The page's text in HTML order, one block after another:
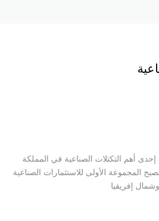
أهم التكتلات الصناعية في المملكة
المجموعة الأولى للاستثمارات الصناعية
إفريقيا